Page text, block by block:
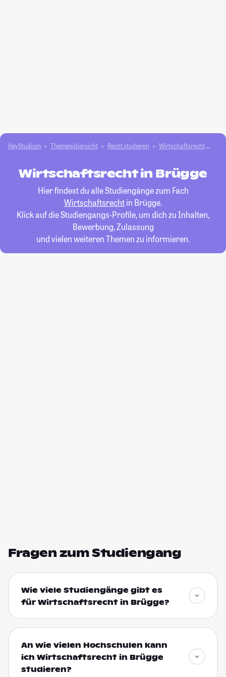
HeyStudium Themenübersicht Recht studieren Wirtschaftsrecht
Wirtschaftsrecht in Brügge
Hier findest du alle Studiengänge zum Fach
Wirtschaftsrechtin Brügge.
Klick auf die Studiengangs-Profile, um dich zu Inhalten,
Bewerbung, Zulassung
und vielen weiteren Themen zu informieren.
Fragen zum Studiengang
Wie viele Studiengänge gibt es
für Wirtschaftsrecht in Brügge?
An wie vielen Hochschulen kann
ich Wirtschaftsrecht in Brügge
studieren?